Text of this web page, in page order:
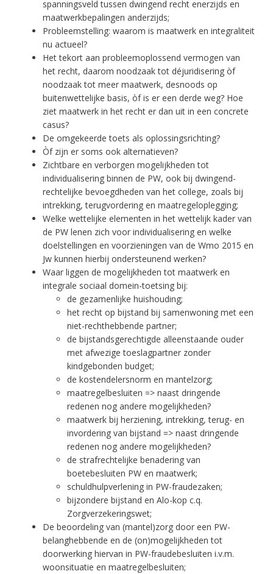
spanningsveld tussen dwingend recht enerzijds en
maatwerkbepalingen anderzijds;
Probleemstelling: waarom is maatwerk en integraliteit
nu actueel?
Het tekort aan probleemoplossend vermogen van
het recht, daarom noodzaak tot déjuridisering òf
noodzaak tot meer maatwerk, desnoods op
buitenwettelijke basis, òf is er een derde weg? Hoe
ziet maatwerk in het recht er dan uit in een concrete
casus?
De omgekeerde toets als oplossingsrichting?
Òf zijn er soms ook alternatieven?
Zichtbare en verborgen mogelijkheden tot
individualisering binnen de PW, ook bij dwingend-
rechtelijke bevoegdheden van het college, zoals bij
intrekking, terugvordering en maatregeloplegging;
Welke wettelijke elementen in het wettelijk kader van
de PW lenen zich voor individualisering en welke
doelstellingen en voorzieningen van de Wmo 2015 en
Jw kunnen hierbij ondersteunend werken?
Waar liggen de mogelijkheden tot maatwerk en
integrale sociaal domein-toetsing bij:
de gezamenlijke huishouding;
het recht op bijstand bij samenwoning met een
niet-rechthebbende partner;
de bijstandsgerechtigde alleenstaande ouder
met afwezige toeslagpartner zonder
kindgebonden budget;
de kostendelersnorm en mantelzorg;
maatregelbesluiten => naast dringende
redenen nog andere mogelijkheden?
maatwerk bij herziening, intrekking, terug- en
invordering van bijstand => naast dringende
redenen nog andere mogelijkheden?
de strafrechtelijke benadering van
boetebesluiten PW en maatwerk;
schuldhulpverlening in PW-fraudezaken;
bijzondere bijstand en Alo-kop c.q.
Zorgverzekeringswet;
De beoordeling van (mantel)zorg door een PW-
belanghebbende en de (on)mogelijkheden tot
doorwerking hiervan in PW-fraudebesluiten i.v.m.
woonsituatie en maatregelbesluiten;